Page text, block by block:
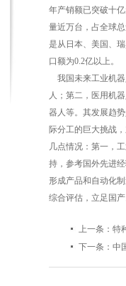
年产销额已突破十
量近万台，占全球
是从日本、美国、
口额为0.2亿以上。
我国未来工业机器
人；第二，医用机
器人等。其发展趋
际分工的巨大挑战
几点情况：第一，
持，参考国外先进
形成产品和自动化
综合评估，立足国产
上一条： 特
下一条： 中